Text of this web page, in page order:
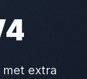
met extra